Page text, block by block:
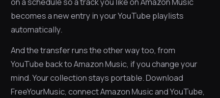
becomes a new entry in your YouTube playlists
automatically.
And the transfer runs the other way too, from
YouTube back to Amazon Music, if you change your
mind. Your collection stays portable. Download
FreeYourMusic, connect Amazon Music and YouTube,